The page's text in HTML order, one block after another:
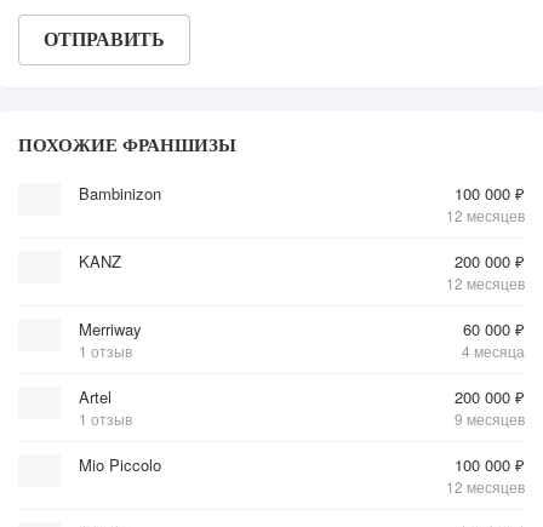
ПОХОЖИЕ ФРАНШИЗЫ
Bambinizon 100 000 ₽
12 месяцев
KANZ 200 000 ₽
12 месяцев
Merriway
1 отзыв
60 000 ₽
4 месяца
Artel
1 отзыв
200 000 ₽
9 месяцев
Mio Piccolo 100 000 ₽
12 месяцев